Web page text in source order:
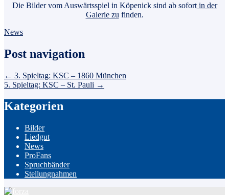
Die Bilder vom Auswärtsspiel in Köpenick sind ab sofortin der
Galerie zu finden.
News
Post navigation
← 3. Spieltag: KSC – 1860 München
5. Spieltag: KSC – St. Pauli →
Kategorien
Bilder
Liedgut
News
ProFans
Spruchbänder
Stellungnahmen